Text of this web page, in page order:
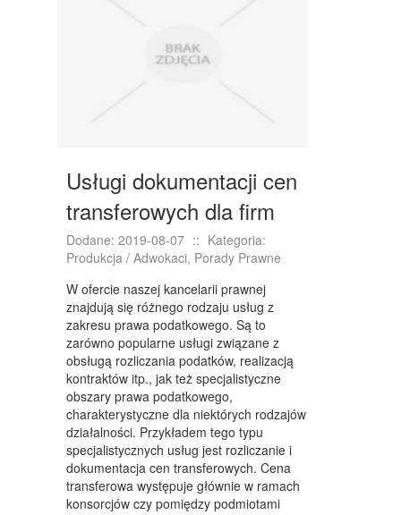
DOMY, MIESZKANIA
KURSY I SZKOLENIA
TŁUMACZENIA
BIZNES ONLINE
BIŻUTERIA
DLA DZIECI
MEBLE
WYPOSAŻENIE WNĘTRZ
WYPOSAŻENIE ŁAZIENKI
ODZIEŻ
SPORT
Usługi dokumentacji cen
transferowych dla firm
Dodane: 2019-08-07 :: Kategoria:
Produkcja / Adwokaci, Porady Prawne
W ofercie naszej kancelarii prawnej
znajdują się różnego rodzaju usług z
zakresu prawa podatkowego. Są to
zarówno popularne usługi związane z
obsługą rozliczania podatków, realizacją
kontraktów itp., jak też specjalistyczne
obszary prawa podatkowego,
charakterystyczne dla niektórych rodzajów
działalności. Przykładem tego typu
specjalistycznych usług jest rozliczanie i
dokumentacja cen transferowych. Cena
transferowa występuje głównie w ramach
konsorcjów czy pomiędzy podmiotami